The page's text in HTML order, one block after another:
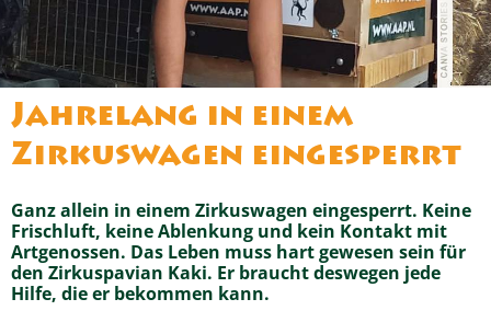
Jahrelang in einem
Zirkuswagen eingesperrt
Ganz allein in einem Zirkuswagen eingesperrt. Keine
Frischluft, keine Ablenkung und kein Kontakt mit
Artgenossen. Das Leben muss hart gewesen sein für
den Zirkuspavian Kaki. Er braucht deswegen jede
Hilfe, die er bekommen kann.